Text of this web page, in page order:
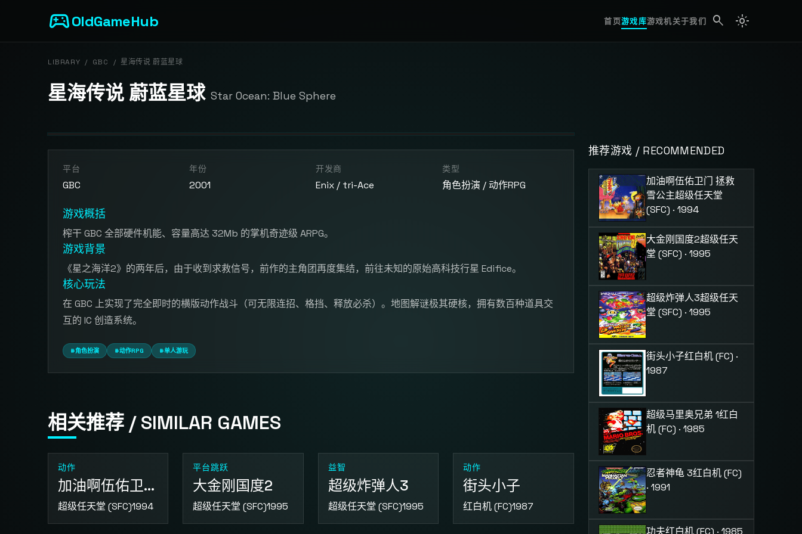
sports_esportsOldGameHub 首页游戏库游戏机关于我们 search light_mode
LIBRARY / GBC / 星海传说 蔚蓝星球
星海传说 蔚蓝星球 Star Ocean: Blue Sphere
开始游戏
点击按钮加载游戏模拟器
平台
GBC
年份
2001
开发商
Enix / tri-Ace
类型
角色扮演 / 动作RPG
游戏概括
榨干 GBC 全部硬件机能、容量高达 32Mb 的掌机奇迹级 ARPG。
游戏背景
《星之海洋2》的两年后，由于收到求救信号，前作的主角团再度集结，前往未知的原始高科技行星 Edifice。
核心玩法
在 GBC 上实现了完全即时的横版动作战斗（可无限连招、格挡、释放必杀）。地图解谜极其硬核，拥有数百种道具交
互的 IC 创造系统。
#角色扮演 #动作RPG #单人游玩
相关推荐 / SIMILAR GAMES
动作
加油啊伍佑卫门 拯救雪公主
超级任天堂 (SFC)1994
平台跳跃
大金刚国度2
超级任天堂 (SFC)1995
益智
超级炸弹人3
超级任天堂 (SFC)1995
动作
街头小子
红白机 (FC)1987
推荐游戏 / RECOMMENDED
加油啊伍佑卫门 拯救
雪公主超级任天堂
(SFC) · 1994
大金刚国度2超级任天
堂 (SFC) · 1995
超级炸弹人3超级任天
堂 (SFC) · 1995
街头小子红白机 (FC) ·
1987
超级马里奥兄弟 1红白
机 (FC) · 1985
忍者神龟 3红白机 (FC)
· 1991
功夫红白机 (FC) · 1985